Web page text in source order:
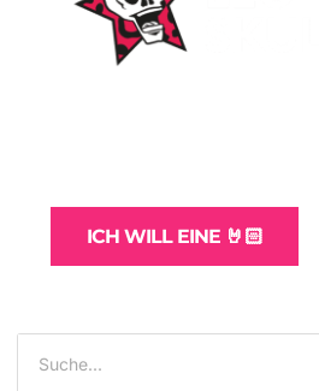
ICH WILL EINE 🤘🏻